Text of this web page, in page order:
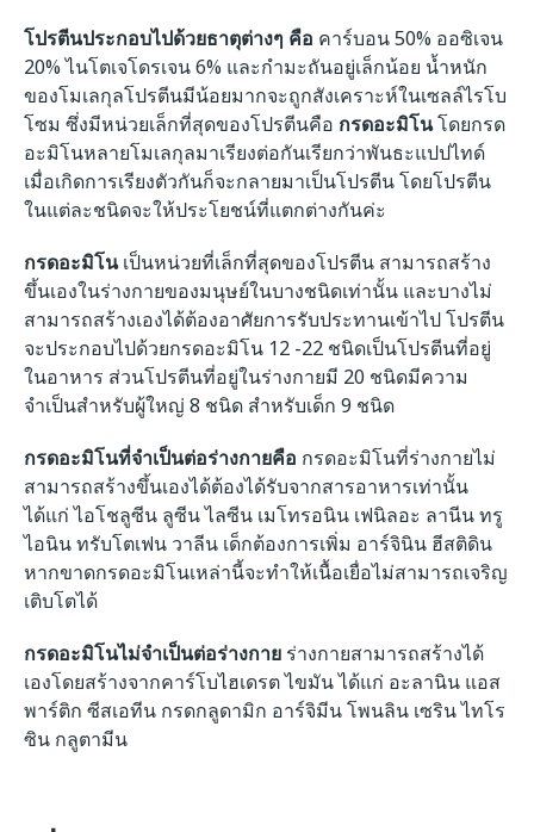
โปรตีนประกอบไปด้วยธาตุต่างๆ คือ คาร์บอน 50% ออซิเจน
20% ไนโตเจโดรเจน 6% และกำมะถันอยู่เล็กน้อย น้ำหนัก
ของโมเลกุลโปรตีนมีน้อยมากจะถูกสังเคราะห์ในเซลล์ไรโบ
โซม ซึ่งมีหน่วยเล็กที่สุดของโปรตีนคือ กรดอะมิโนโดยกรด
อะมิโนหลายโมเลกุลมาเรียงต่อกันเรียกว่าพันธะแปปไทด์
เมื่อเกิดการเรียงตัวกันก็จะกลายมาเป็นโปรตีน โดยโปรตีน
ในแต่ละชนิดจะให้ประโยชน์ที่แตกต่างกันค่ะ
กรดอะมิโน เป็นหน่วยที่เล็กที่สุดของโปรตีน สามารถสร้าง
ขึ้นเองในร่างกายของมนุษย์ในบางชนิดเท่านั้น และบางไม่
สามารถสร้างเองได้ต้องอาศัยการรับประทานเข้าไป โปรตีน
จะประกอบไปด้วยกรดอะมิโน 12 -22 ชนิดเป็นโปรตีนที่อยู่
ในอาหาร ส่วนโปรตีนที่อยู่ในร่างกายมี 20 ชนิดมีความ
จำเป็นสำหรับผู้ใหญ่ 8 ชนิด สำหรับเด็ก 9 ชนิด
กรดอะมิโนที่จำเป็นต่อร่างกายคือ กรดอะมิโนที่ร่างกายไม่
สามารถสร้างขึ้นเองได้ต้องได้รับจากสารอาหารเท่านั้น
ได้แก่ ไอโชลูซีน ลูซีน ไลซีน เมโทรอนิน เฟนิลอะ ลานีน ทรู
ไอนิน ทรับโตเฟน วาลีน เด็กต้องการเพิ่ม อาร์จินิน ฮีสติดิน
หากขาดกรดอะมิโนเหล่านี้จะทำให้เนื้อเยื่อไม่สามารถเจริญ
เติบโตได้
กรดอะมิโนไม่จำเป็นต่อร่างกาย ร่างกายสามารถสร้างได้
เองโดยสร้างจากคาร์โบไฮเดรต ไขมัน ได้แก่ อะลานิน แอส
พาร์ติก ซีสเอทีน กรดกลูดามิก อาร์จิมีน โพนลิน เซริน ไทโร
ซิน กลูตามีน